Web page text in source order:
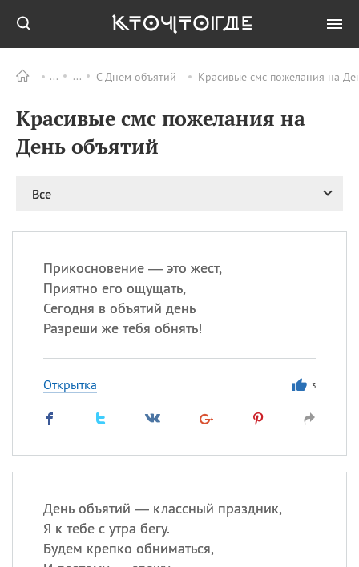
С Днем объятий Красивые смс пожелания на
Красивые смс пожелания на
День объятий
Все
Прикосновение — это жест,
Приятно его ощущать,
Сегодня в объятий день
Разреши же тебя обнять!
Открытка 3
День объятий — классный праздник,
Я к тебе с утра бегу.
Будем крепко обниматься,
ПРАЗДНИКИ Все
06.08 Преображение
Господне у западных
Романа и Давида
мучеников
07.08
Бояка
,Еще
Кристина